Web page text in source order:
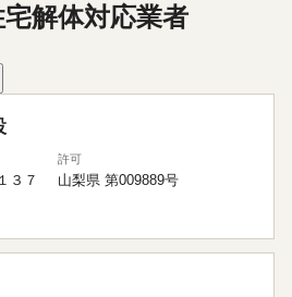
解体対応業者
３７
許可
山梨県 第009889号